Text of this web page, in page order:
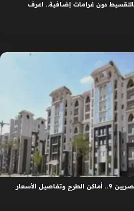
دون غرامات إضافية.. اعرف
الأسعار